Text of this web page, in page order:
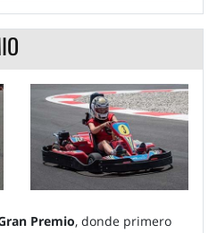
Premio, donde primero